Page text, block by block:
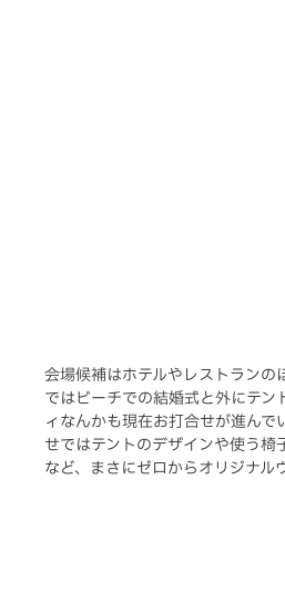
会場候補はホテルやレストランの
ではビーチでの結婚式と外にテン
ィなんかも現在お打合せが進んで
せではテントのデザインや使う椅
など、まさにゼロからオリジナル